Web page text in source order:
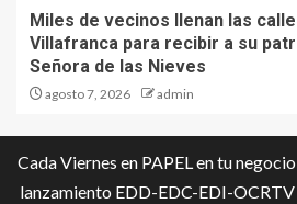
Miles de vecinos llenan las
Villafranca para recibir a su
Señora de las Nieves
agosto 7, 2026 admin
Cada Viernes en PAPEL en tu
lanzamiento EDD-EDC-EDI-